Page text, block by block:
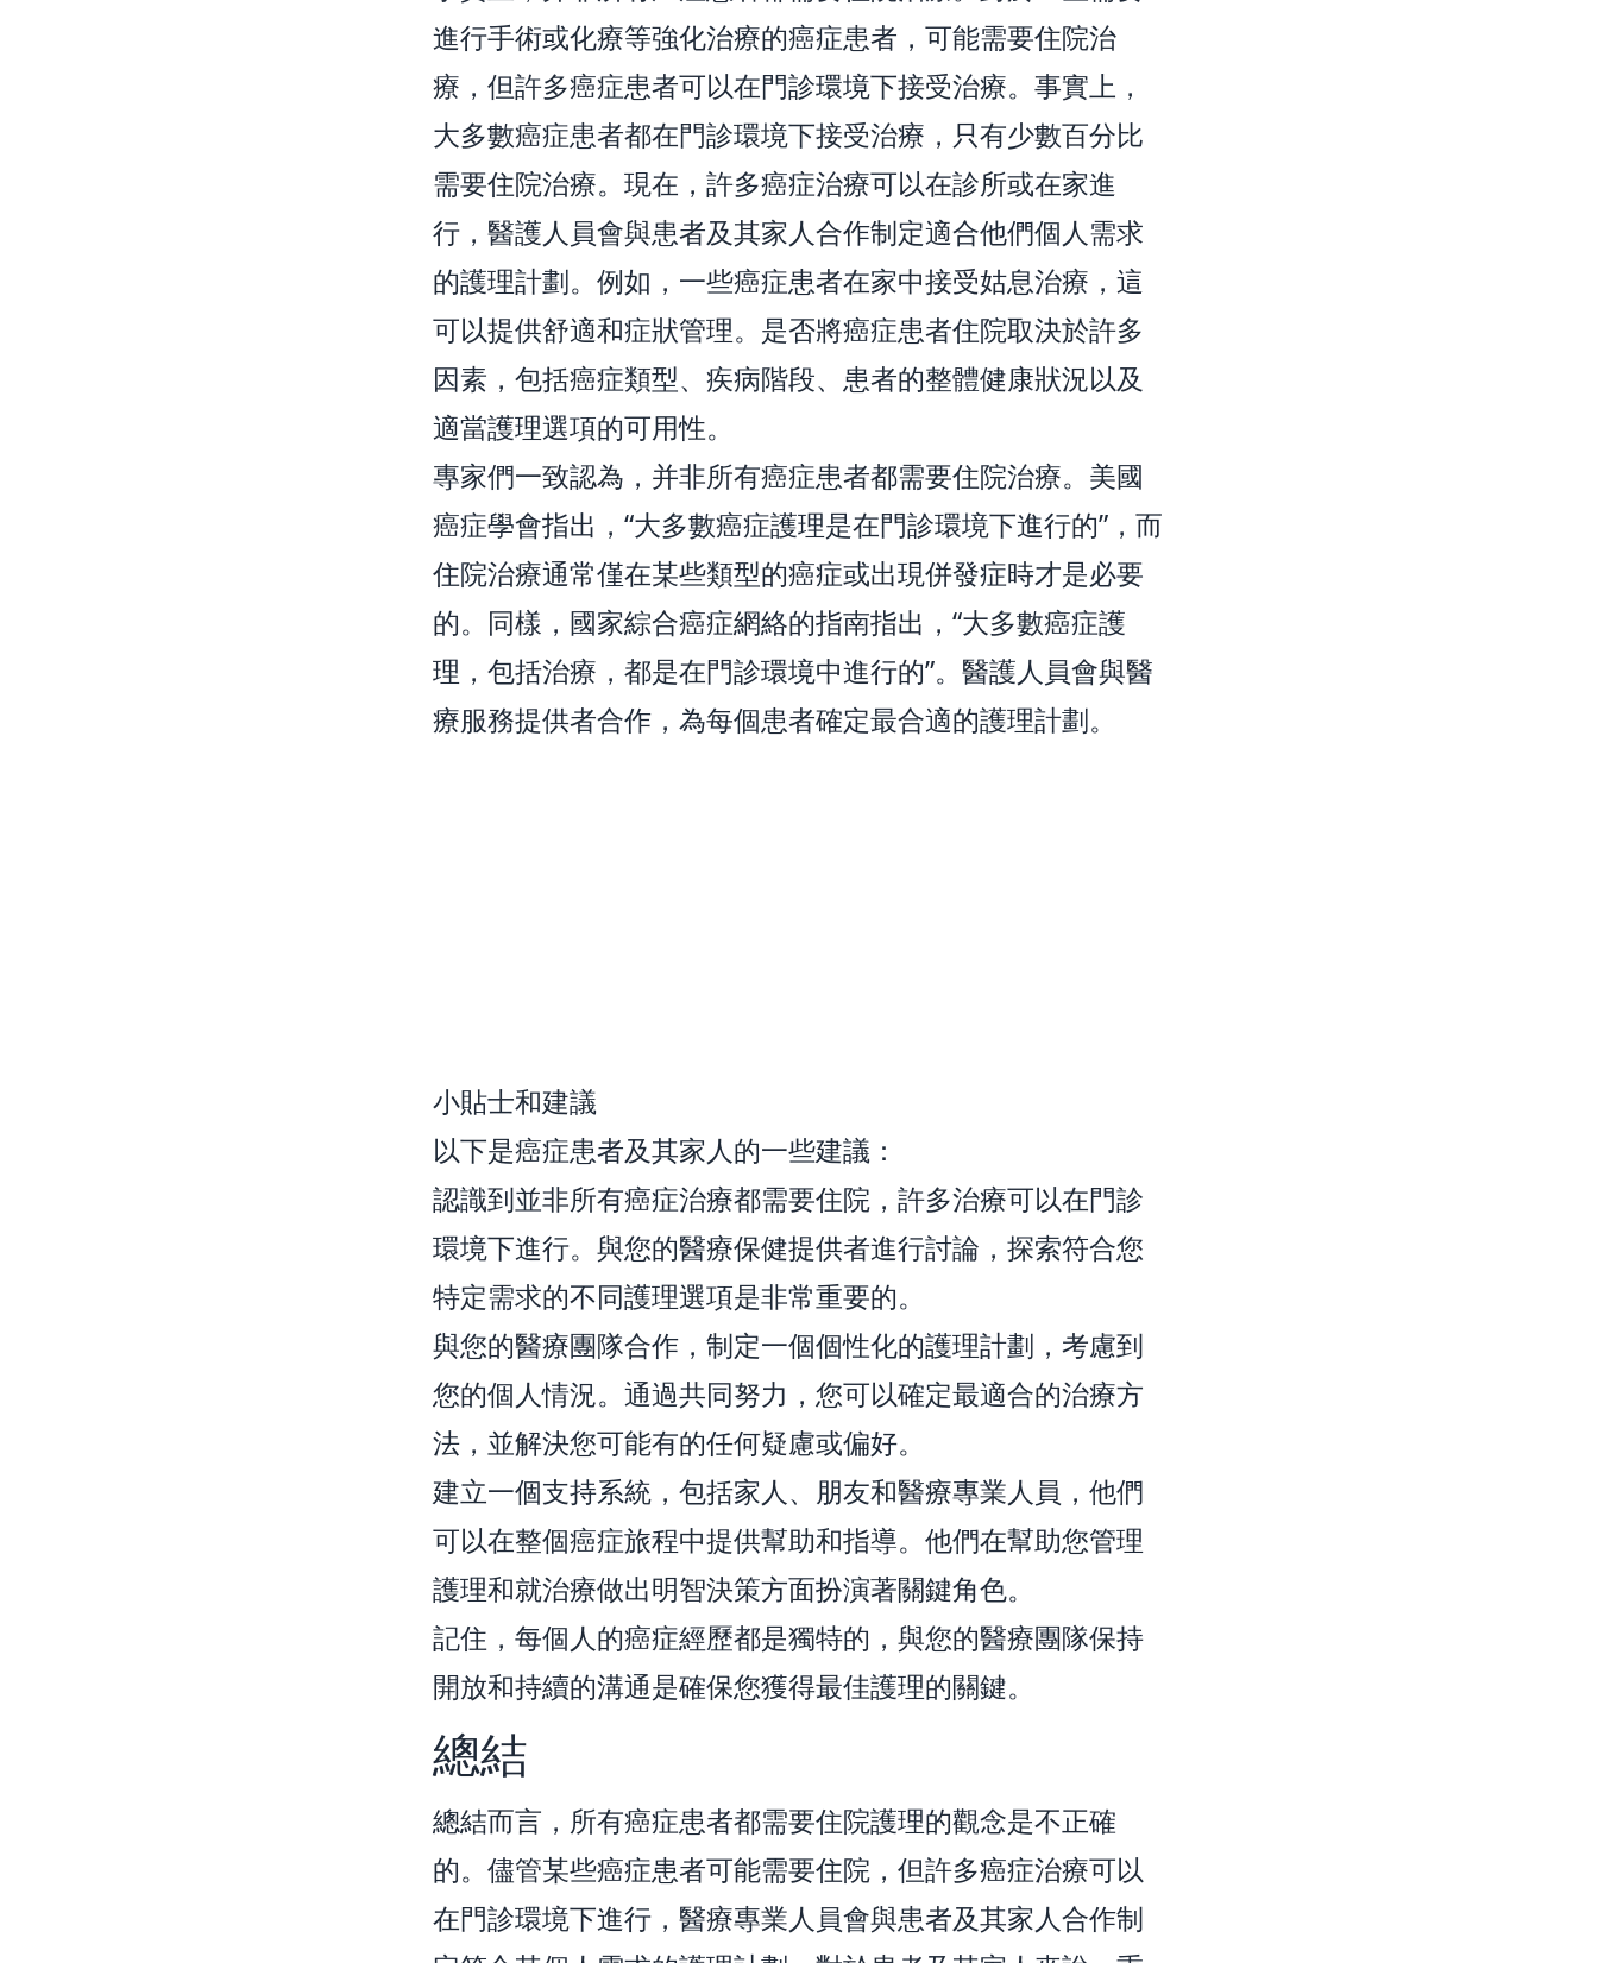
進行手術或化療等強化治療的癌症患者，可能需要住院治
療，但許多癌症患者可以在門診環境下接受治療。事實上，
大多數癌症患者都在門診環境下接受治療，只有少數百分比
需要住院治療。現在，許多癌症治療可以在診所或在家進
行，醫護人員會與患者及其家人合作制定適合他們個人需求
的護理計劃。例如，一些癌症患者在家中接受姑息治療，這
可以提供舒適和症狀管理。是否將癌症患者住院取決於許多
因素，包括癌症類型、疾病階段、患者的整體健康狀況以及
適當護理選項的可用性。
專家們一致認為，并非所有癌症患者都需要住院治療。美國
癌症學會指出，“大多數癌症護理是在門診環境下進行的”，而
住院治療通常僅在某些類型的癌症或出現併發症時才是必要
的。同樣，國家綜合癌症網絡的指南指出，“大多數癌症護
理，包括治療，都是在門診環境中進行的”。醫護人員會與醫
療服務提供者合作，為每個患者確定最合適的護理計劃。
小貼士和建議
以下是癌症患者及其家人的一些建議：
認識到並非所有癌症治療都需要住院，許多治療可以在門診
環境下進行。與您的醫療保健提供者進行討論，探索符合您
特定需求的不同護理選項是非常重要的。
與您的醫療團隊合作，制定一個個性化的護理計劃，考慮到
您的個人情況。通過共同努力，您可以確定最適合的治療方
法，並解決您可能有的任何疑慮或偏好。
建立一個支持系統，包括家人、朋友和醫療專業人員，他們
可以在整個癌症旅程中提供幫助和指導。他們在幫助您管理
護理和就治療做出明智決策方面扮演著關鍵角色。
記住，每個人的癌症經歷都是獨特的，與您的醫療團隊保持
開放和持續的溝通是確保您獲得最佳護理的關鍵。
總結
總結而言，所有癌症患者都需要住院護理的觀念是不正確
的。儘管某些癌症患者可能需要住院，但許多癌症治療可以
在門診環境下進行，醫療專業人員會與患者及其家人合作制